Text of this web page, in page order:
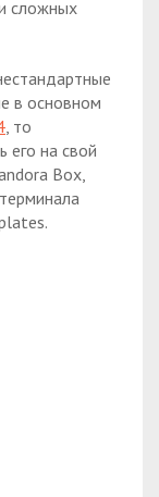
сложных
в основном
, то
его на свой
Box,